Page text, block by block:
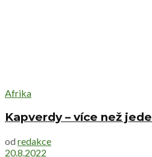
Afrika
Kapverdy – více než
od redakce
20.8.2022